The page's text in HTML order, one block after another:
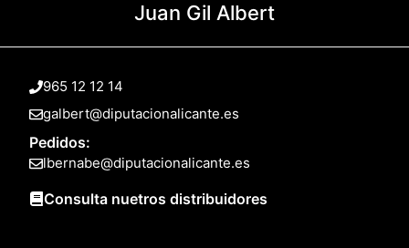
Juan Gil Albert
965 12 12 14
galbert@diputacionalicante.es
Pedidos:
lbernabe@diputacionalicante.es
Consulta nuetros distribuidores